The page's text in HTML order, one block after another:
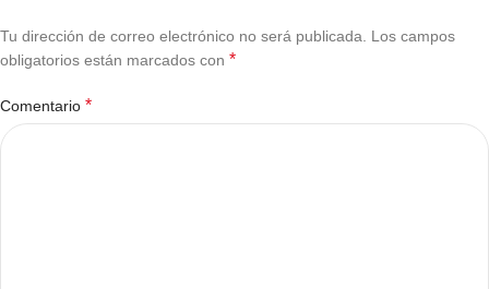
Tu dirección de correo electrónico no será publicada.
Los campos
obligatorios están marcados con *
Comentario *